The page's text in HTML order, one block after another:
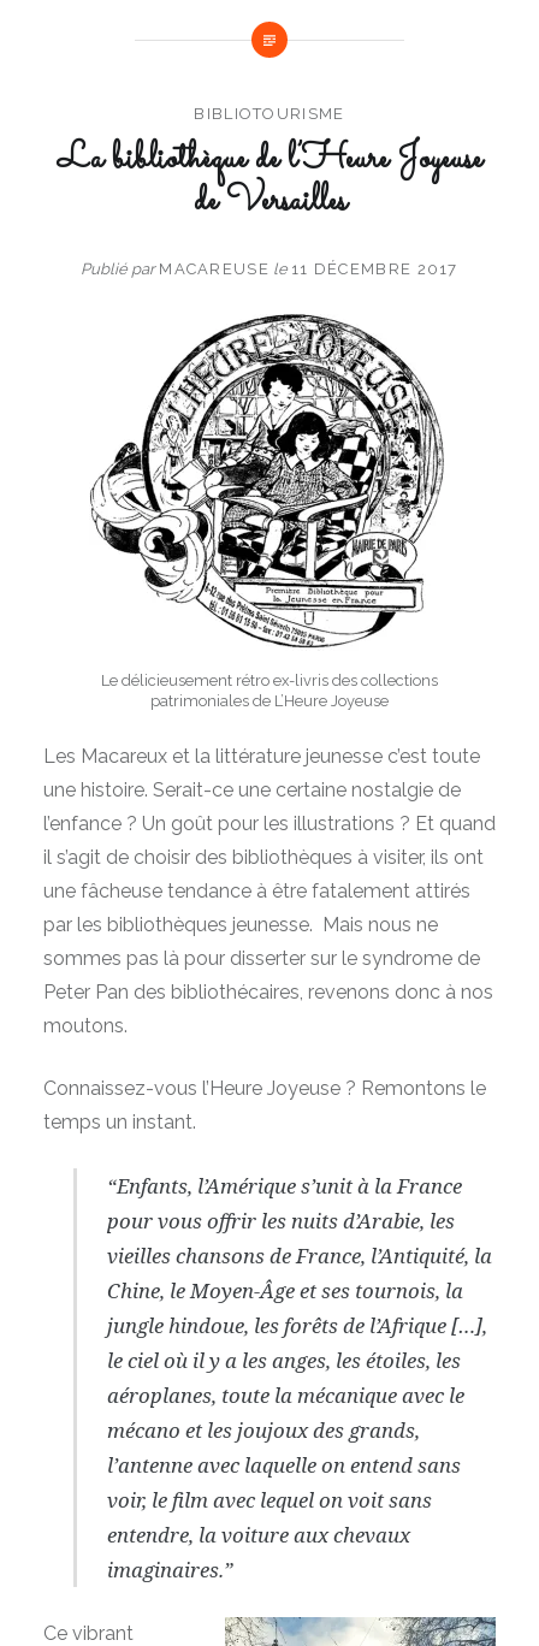
BIBLIOTOURISME
La bibliothèque de l’Heure Joyeuse
de Versailles
Publié par MACAREUSE le 11 DÉCEMBRE 2017
Le délicieusement rétro ex-livris des collections
patrimoniales de L’Heure Joyeuse
Les Macareux et la littérature jeunesse c’est toute
une histoire. Serait-ce une certaine nostalgie de
l’enfance ? Un goût pour les illustrations ? Et quand
il s’agit de choisir des bibliothèques à visiter, ils ont
une fâcheuse tendance à être fatalement attirés
par les bibliothèques jeunesse. Mais nous ne
sommes pas là pour disserter sur le syndrome de
Peter Pan des bibliothécaires, revenons donc à nos
moutons.
Connaissez-vous l’Heure Joyeuse ? Remontons le
temps un instant.
“Enfants, l’Amérique s’unit à la France
pour vous offrir les nuits d’Arabie, les
vieilles chansons de France, l’Antiquité, la
Chine, le Moyen-Âge et ses tournois, la
jungle hindoue, les forêts de l’Afrique […],
le ciel où il y a les anges, les étoiles, les
aéroplanes, toute la mécanique avec le
mécano et les joujoux des grands,
l’antenne avec laquelle on entend sans
voir, le film avec lequel on voit sans
entendre, la voiture aux chevaux
imaginaires.”
Ce vibrant